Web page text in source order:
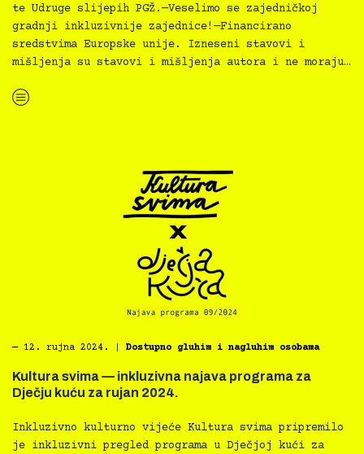
te Udruge slijepih PGŽ.—Veselimo se zajedničkoj
gradnji inkluzivnije zajednice!—Financirano
sredstvima Europske unije. Izneseni stavovi i
mišljenja su stavovi i mišljenja autora i ne moraju…
“Kultura svima — inkluzivna najava programa PMRi za rujan 2024.”
― 12. rujna 2024. Dostupno gluhim i nagluhim osobama
Kultura svima — inkluzivna najava programa za
Dječju kuću za rujan 2024.
Inkluzivno kulturno vijeće Kultura svima pripremilo
je inkluzivni pregled programa u Dječjoj kući za